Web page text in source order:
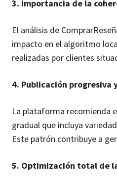
3. Importancia de la
El análisis de
impacto en el algoritmo
realizadas por clientes
4. Publicación progresiva
La plataforma recomienda
gradual que incluya
Este patrón contribuye a
5. Optimización total de